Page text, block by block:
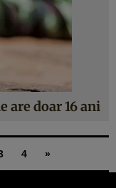
are doar 16 ani
4 »